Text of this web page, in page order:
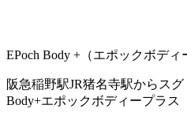
EPoch Body +（エポックボディ
阪急稲野駅JR猪名寺駅からス
Body+エポックボディープラス